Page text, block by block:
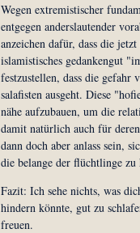
Wegen extremistischer
entgegen anderslautender
anzeichen dafür, dass die
islamistisches gedankengut
festzustellen, dass die gefahr
salafisten ausgeht. Diese
nähe aufzubauen, um die
damit natürlich auch für
dann doch aber anlass sein,
die belange der flüchtlinge zu
Fazit: Ich sehe nichts, was
hindern könnte, gut zu
freuen.